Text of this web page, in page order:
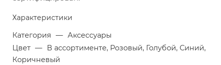
Характеристики
Категория — Аксессуары
Цвет — В ассортименте, Розовый, Голубой, Синий,
Коричневый